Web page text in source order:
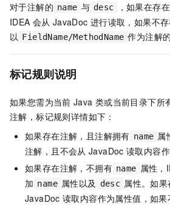
对于注解的 name 与 desc ，如果在存在
IDEA 会从 JavaDoc 进行读取，如果不
以 FieldName/MethodName 作为注解的
标记规则说明
如果您需为当前 Java 类或当前目录下所
注解，标记规则详情如下：
如果存在注解，且注解拥有 name 属
注解，且不会从 JavaDoc 读取内容
如果存在注解，不拥有 name 属性，
加 name 属性以及 desc 属性。如
JavaDoc 读取内容作为属性值，如果